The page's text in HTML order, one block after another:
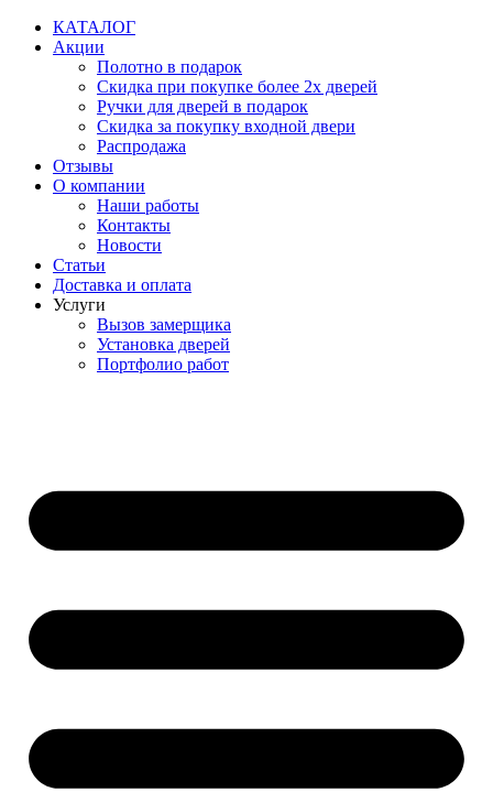
Перейти
содержимому
КАТАЛОГ
Акции
Полотно в подарок
Скидка при покупке более 2х дверей
Ручки для дверей в подарок
Скидка за покупку входной двери
Распродажа
Отзывы
О компании
Наши работы
Контакты
Новости
Статьи
Доставка и оплата
Услуги
Вызов замерщика
Установка дверей
Портфолио работ